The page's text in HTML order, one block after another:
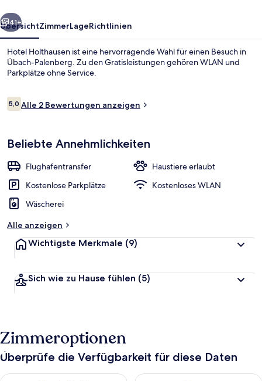
Flur
Weiter
41+
ÜbersichtZimmerLageRichtlinien
Hotel Holthausen ist eine hervorragende Wahl für einen Besuch in
Übach-Palenberg. Zu den Gratisleistungen gehören WLAN und
Parkplätze ohne Service.
Bewertungen
5,05,0 von 10.
Alle 2 Bewertungen anzeigen
Beliebte Annehmlichkeiten
Flughafentransfer
Haustiere erlaubt
Kostenlose Parkplätze
Kostenloses WLAN
Wäscherei
Alle anzeigen
Wichtigste Merkmale (9)
Sich wie zu Hause fühlen (5)
Zimmeroptionen
Überprüfe die Verfügbarkeit für diese Daten